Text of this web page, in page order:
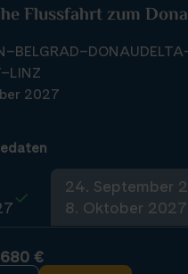
Flussfahrt zum
2027
24. September
8. Oktober 2027
€